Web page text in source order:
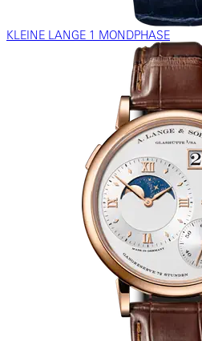
KLEINE LANGE 1 MONDPHASE